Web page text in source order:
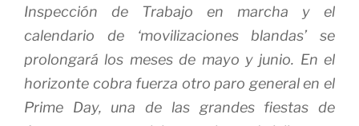
Inspección de Trabajo en marcha y el
calendario de ‘movilizaciones blandas’ se
prolongará los meses de mayo y junio. En el
horizonte cobra fuerza otro paro general en el
Prime Day, una de las grandes fiestas de